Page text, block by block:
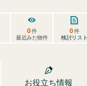
0件
最近みた物件
0件
検討リスト
お役立ち情報